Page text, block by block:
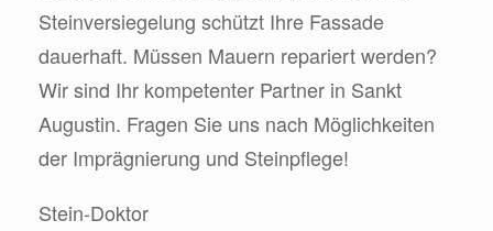
Steinversiegelung schützt Ihre Fassade
dauerhaft. Müssen Mauern repariert werden?
Wir sind Ihr kompetenter Partner in Sankt
Augustin. Fragen Sie uns nach Möglichkeiten
der Imprägnierung und Steinpflege!
Stein-Doktor